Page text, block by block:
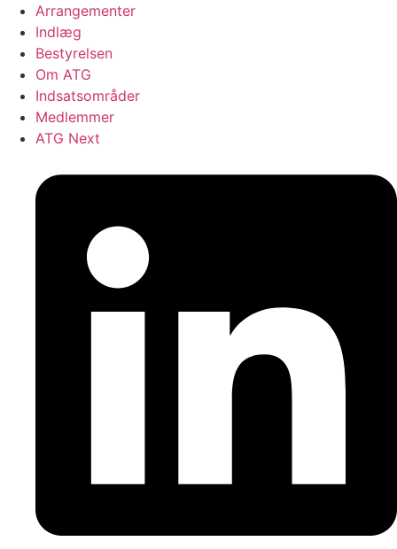
Arrangementer
Indlæg
Bestyrelsen
Om ATG
Indsatsområder
Medlemmer
ATG Next